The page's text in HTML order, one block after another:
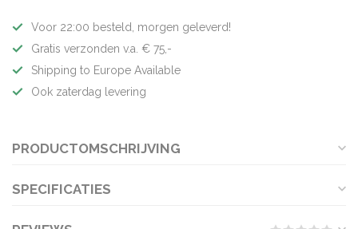
Voor 22:00 besteld, morgen geleverd!
Gratis verzonden v.a. € 75,-
Shipping to Europe Available
Ook zaterdag levering
PRODUCTOMSCHRIJVING
SPECIFICATIES